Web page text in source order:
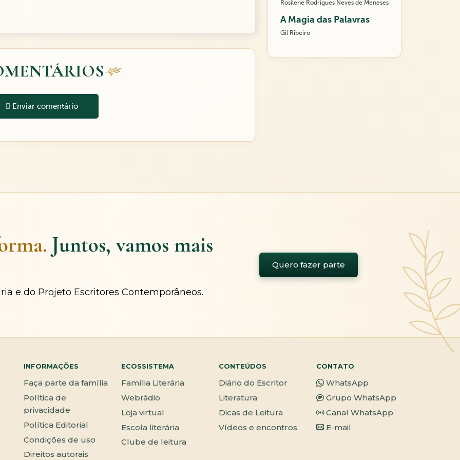
Enviar comentário
Rosilene Rodrigues Neves de Meneses
A Magia das Palavras
Gil Ribeiro
Juntos, vamos mais
e do Projeto Escritores Contemporâneos.
Quero fazer parte
INFORMAÇÕES
Faça parte da família
Política de
privacidade
Política Editorial
Condições de uso
Direitos autorais
ECOSSISTEMA
Família Literária
Webrádio
Loja virtual
Escola literária
Clube de leitura
CONTEÚDOS
Diário do Escritor
Literatura
Dicas de Leitura
Vídeos e encontros
CONTATO
WhatsApp
Grupo WhatsApp
Canal WhatsApp
E-mail